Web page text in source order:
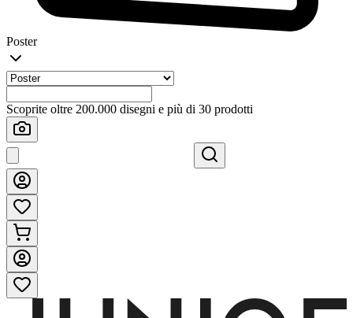
Poster
Scoprite oltre 200.000 disegni e più di 30 prodotti